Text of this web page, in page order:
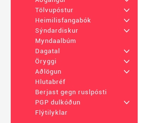
Tölvupóstur
+
Heimilisfangabók
+
Sýndardiskur
+
Myndaalbúm
Dagatal
+
Öryggi
+
Aðlögun
+
Hlutabréf
Berjast gegn ruslpósti
PGP dulkóðun
+
Flýtilyklar